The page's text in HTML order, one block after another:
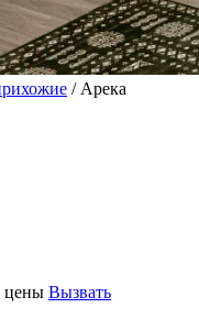
/ Арека
цены Вызвать